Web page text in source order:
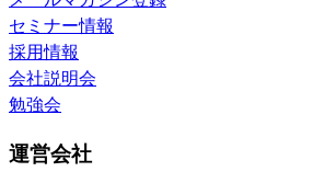
セミナー情報
採用情報
会社説明会
勉強会
運営会社